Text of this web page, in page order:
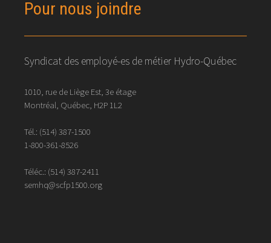
Pour nous joindre
Syndicat des employé-es de métier Hydro-Québec
1010, rue de Liège Est, 3e étage
Montréal, Québec, H2P 1L2
Tél.: (514) 387-1500
1-800-361-8526
Téléc.: (514) 387-2411
semhq@scfp1500.org